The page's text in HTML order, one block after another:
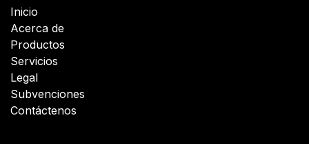
Inicio
Acerca de
Productos
Servicios
Legal
Subvenciones
Contáctenos